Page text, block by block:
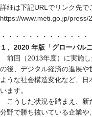
詳細は下記URLでリンク先で
https://www.meti.go.jp/
・・・・・・・・・・・・
１、2020 年版「グローバル
前回（2013年度）に実施し
の後、デジタル経済の進展
ような社会構造変化など、
います。
こうした状況を踏まえ、新
分野で勝ち抜いている企業